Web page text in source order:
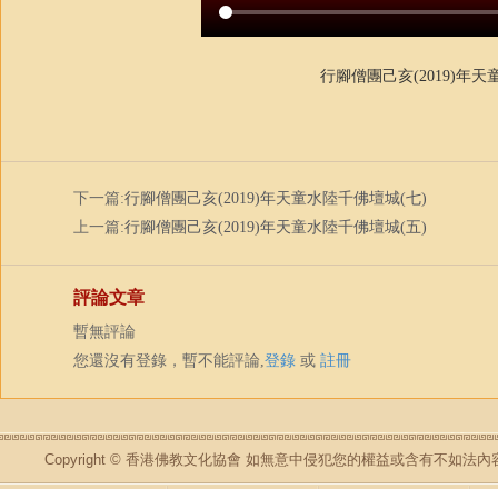
行腳僧團己亥(2019)年天
下一篇:行腳僧團己亥(2019)年天童水陸千佛壇城(七)
上一篇:行腳僧團己亥(2019)年天童水陸千佛壇城(五)
評論文章
暫無評論
您還沒有登錄，暫不能評論,登錄 或 註冊
Copyright © 香港佛教文化協會 如無意中侵犯您的權益或含有不如法內